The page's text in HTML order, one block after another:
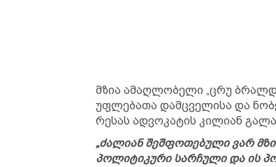
მზია ამაღლობელი „ცრუ
უფლებათა დამცველისა და
რესას ადვოკატის კილიან
„ძალიან შეშფოთებული ვარ
პოლიტიკური სარჩული და ის